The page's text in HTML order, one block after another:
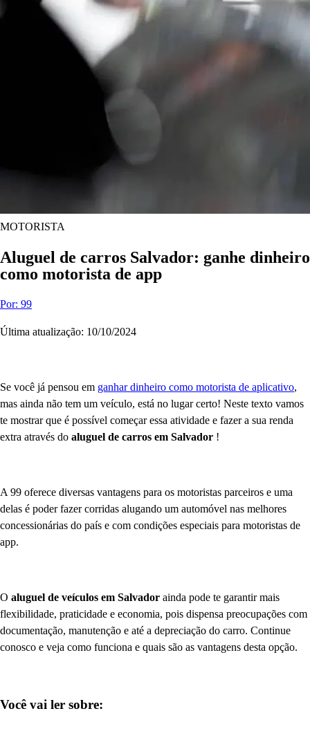
MOTORISTA
Aluguel de carros Salvador: ganhe dinheiro
como motorista de app
Por: 99
Última atualização: 10/10/2024
Se você já pensou em ganhar dinheiro como motorista de aplicativo,
mas ainda não tem um veículo, está no lugar certo! Neste texto vamos
te mostrar que é possível começar essa atividade e fazer a sua renda
extra através do aluguel de carros em Salvador !
A 99 oferece diversas vantagens para os motoristas parceiros e uma
delas é poder fazer corridas alugando um automóvel nas melhores
concessionárias do país e com condições especiais para motoristas de
app.
O aluguel de veículos em Salvador ainda pode te garantir mais
flexibilidade, praticidade e economia, pois dispensa preocupações com
documentação, manutenção e até a depreciação do carro. Continue
conosco e veja como funciona e quais são as vantagens desta opção.
Você vai ler sobre: